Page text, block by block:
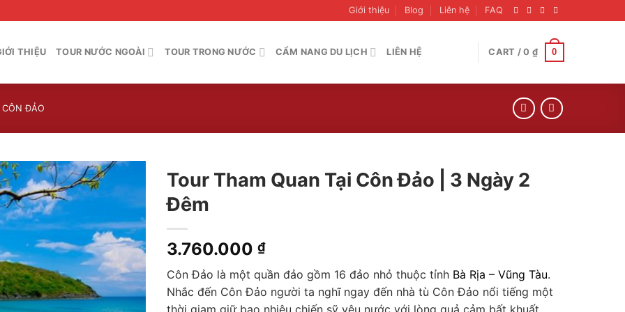
Giới thiệu Blog Liên hệ FAQ
THIỆU TOUR NƯỚC NGOÀI TOUR TRONG NƯỚC CẨM NANG DU LỊCH LIÊN HỆ CART /0 ₫ 0
CÔN ĐẢO
Tour Tham Quan Tại Côn Đảo | 3 Ngày 2
Đêm
3.760.000 ₫
Côn Đảo là một quần đảo gồm 16 đảo nhỏ thuộc tỉnh Bà Rịa – Vũng Tàu.
Nhắc đến Côn Đảo người ta nghĩ ngay đến nhà tù Côn Đảo nổi tiếng một